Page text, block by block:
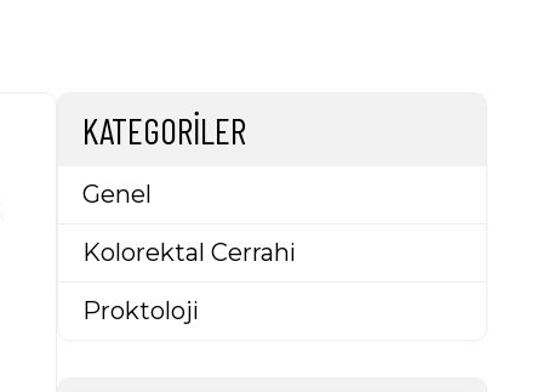
KATEGORILER
Genel
Kolorektal Cerrahi
Proktoloji